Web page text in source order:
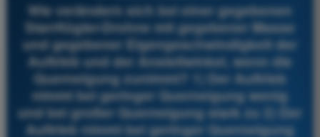
Wie verändern sich bei einer gegebenen
Starrflügler-Drohne mit gegebener Masse
und gegebener Eigengeschwindigkeit der
Auftrieb und der Anstellwinkel, wenn die
Querneigung zunimmt? 1) Der Auftrieb
nimmt bei geringer Querneigung wenig
und bei großer Querneigung stark zu 2) Der
Auftrieb nimmt bei geringer Querneigung